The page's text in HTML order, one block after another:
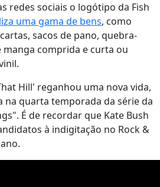
redes sociais o logótipo da Fish
uma gama de bens, como
sacos de pano, quebra-
manga comprida e curta ou
Hill' reganhou uma nova vida,
na quarta temporada da série da
É de recordar que Kate Bush
à indigitação no Rock &